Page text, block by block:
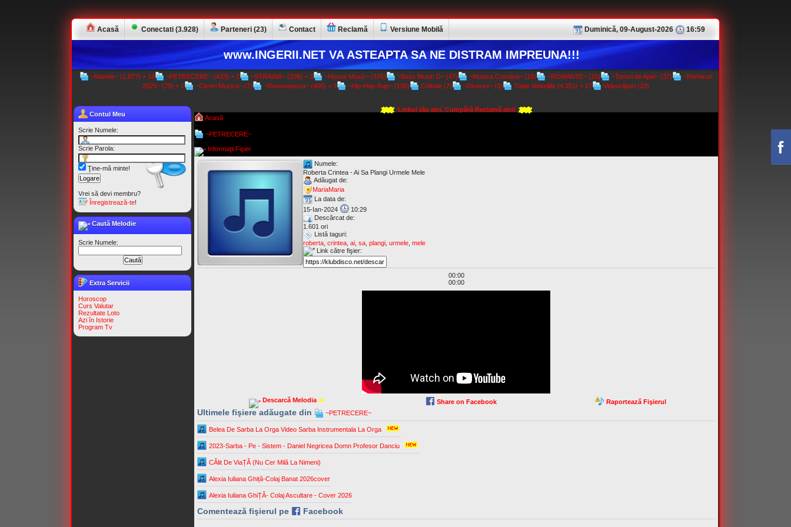
Acasă Conectati (3.928) Parteneri (23) Contact Reclamă Versiune Mobilă Duminică, 09-August-2026 16:59
www.INGERII.NET VA ASTEAPTA SA NE DISTRAM IMPREUNA!!!
~Manele~ (1.877) + 18 ~PETRECERE~ (433) + 2 ~STRAINA~ (206) + 3 ~House Music~ (376) ~Bass Music D~ (47) ~Muzica Crestina~ (16) ~ROMANTE~ (15) ~Tonuri de Apel~ (37)
~Remixuri
2025~ (75) + 1
~Cereri Muzica~ (7) ~Romaneasca~ (405) + 3 ~Hip-Hop-Rap~ (106) Colinde (7) ~Diverse~ (3) Toate Melodiile (4.351) + 27 Videoclipuri (23)
Contul Meu
Scrie Numele:
Scrie Parola:
Ţine-mă minte!
Vrei să devi membru?
Înregistrează-te!
Caută Melodie
Scrie Numele:
Extra Servicii
Horoscop
Curs Valutar
Rezultate Loto
Azi în Istorie
Program Tv
Linkul tău aici. Cumpără Reclamă aici!
Acasă
>
~PETRECERE~
>
Informaţii Fişier
Numele:
Roberta Crintea - Ai Sa Plangi Urmele Mele
Adăugat de:
MariaMaria
La data de:
15-Ian-2024
10:29
Descărcat de:
1.601 ori
Listă taguri:
roberta crintea ai sa plangi urmele mele
Link către fişier:
00:00
00:00
Descarcă Melodia Share on Facebook Raportează Fişierul
Ultimele fişiere adăugate din ~PETRECERE~
Belea De Sarba La Orga Video Sarba Instrumentala La Orga
2023-Sarba - Pe - Sistem - Daniel Negricea Domn Profesor Danciu
CĂlit De ViaȚĂ (Nu Cer Milă La Nimeni)
Alexia Iuliana Ghiță-Colaj Banat 2026cover
Alexia Iuliana GhiȚĂ- Colaj Ascultare - Cover 2026
Comentează fişierul pe Facebook